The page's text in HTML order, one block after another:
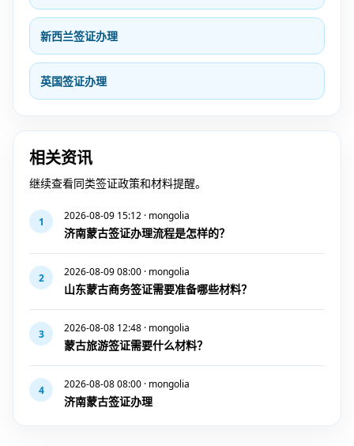
新西兰签证办理
英国签证办理
相关资讯
继续查看同类签证政策和材料提醒。
1 2026-08-09 15:12 · mongolia
济南蒙古签证办理流程是怎样的？
2 2026-08-09 08:00 · mongolia
山东蒙古商务签证需要准备哪些材料？
3 2026-08-08 12:48 · mongolia
蒙古旅游签证需要什么材料？
4 2026-08-08 08:00 · mongolia
济南蒙古签证办理